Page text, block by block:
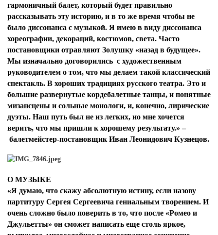
гармоничный балет, который будет правильно
рассказывать эту историю, и в то же время чтобы не
было диссонанса с музыкой. Я имею в виду диссонанса
хореографии, декораций, костюмов, света. Часто
постановщики отравляют Золушку «назад в будущее».
Мы изначально договорились с художественным
руководителем о том, что мы делаем такой классический
спектакль. В хороших традициях русского театра. Это и
большие развернутые кордебалетные танцы, и понятные
мизансцены и сольные монологи, и, конечно, лирические
дуэты. Наш путь был не из легких, но мне хочется
верить, что мы пришли к хорошему результату.» –
балетмейстер-постановщик Иван Леонидович Кузнецов.
О МУЗЫКЕ
«Я думаю, что скажу абсолютную истину, если назову
партитуру Сергея Сергеевича гениальным творением. И
очень сложно было поверить в то, что после «Ромео и
Джульетты» он сможет написать еще столь яркое,